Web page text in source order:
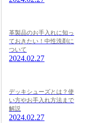
革製品のお手入れに知っ
ておきたい！中性洗剤に
ついて
2024.02.27
デッキシューズとは？使
い方やお手入れ方法まで
解説
2024.02.27